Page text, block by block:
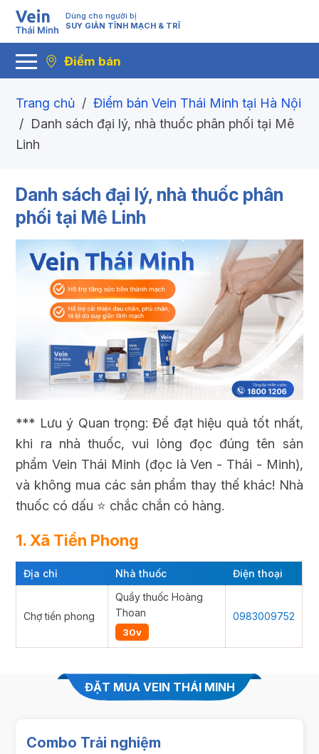
Dùng cho người bị
SUY GIÃN TĨNH MẠCH & TRĨ
Điểm bán
Trang chủ / Điểm bán Vein Thái Minh tại Hà Nội
/ Danh sách đại lý, nhà thuốc phân phối tại Mê
Linh
Danh sách đại lý, nhà thuốc phân
phối tại Mê Linh
*** Lưu ý Quan trọng: Để đạt hiệu quả tốt nhất,
khi ra nhà thuốc, vui lòng đọc đúng tên sản
phẩm Vein Thái Minh (đọc là Ven - Thái - Minh),
và không mua các sản phẩm thay thế khác! Nhà
thuốc có dấu ⭐ chắc chắn có hàng.
1. Xã Tiền Phong
Địa chỉ Nhà thuốc Điện thoại
Chợ tiền phong
Quầy thuốc Hoàng
Thoan
30v
0983009752
ĐẶT MUA VEIN THÁI MINH
Combo Trải nghiệm